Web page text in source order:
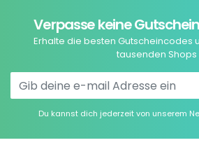
Verpasse keine
Erhalte die besten Gutscheincodes
tausenden Shops
Du kannst dich jederzeit von unserem